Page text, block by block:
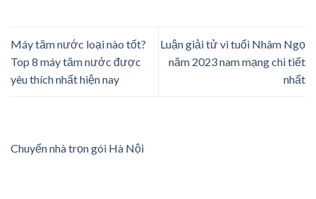
Máy tăm nước loại nào tốt?
Top 8 máy tăm nước được
yêu thích nhất hiện nay
Luận giải tử vi tuổi Nhâm Ngọ
năm 2023 nam mạng chi tiết
nhất
Chuyển nhà trọn gói Hà Nội